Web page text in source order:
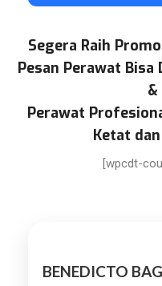
Segera Raih
Pesan Perawat Bisa
&
Perawat
Ketat
[wpcdt-
BENEDICTO